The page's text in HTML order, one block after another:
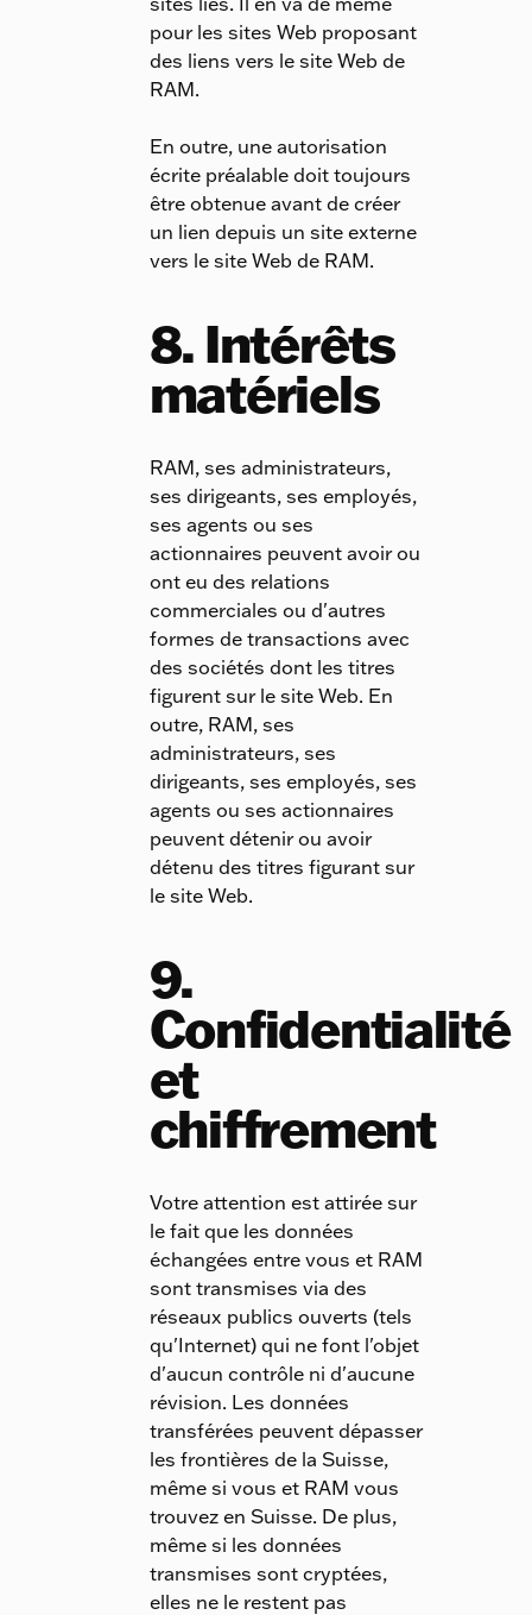
pour les sites Web proposant
des liens vers le site Web de
RAM.
En outre, une autorisation
écrite préalable doit toujours
être obtenue avant de créer
un lien depuis un site externe
vers le site Web de RAM.
8. Intérêts
matériels
RAM, ses administrateurs,
ses dirigeants, ses employés,
ses agents ou ses
actionnaires peuvent avoir ou
ont eu des relations
commerciales ou d'autres
formes de transactions avec
des sociétés dont les titres
figurent sur le site Web. En
outre, RAM, ses
administrateurs, ses
dirigeants, ses employés, ses
agents ou ses actionnaires
peuvent détenir ou avoir
détenu des titres figurant sur
le site Web.
9.
Confidentialité
et
chiffrement
Votre attention est attirée sur
le fait que les données
échangées entre vous et RAM
sont transmises via des
réseaux publics ouverts (tels
qu'Internet) qui ne font l'objet
d'aucun contrôle ni d'aucune
révision. Les données
transférées peuvent dépasser
les frontières de la Suisse,
même si vous et RAM vous
trouvez en Suisse. De plus,
même si les données
transmises sont cryptées,
elles ne le restent pas